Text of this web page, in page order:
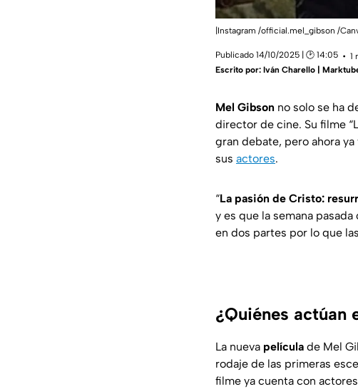
|Instagram /official.mel_gibson /
Publicado 14/10/2025 | 🕑 14:05
1
Escrito por: Iván Charello |
Mel Gibson no solo se ha
director de cine. Su filme
gran debate, pero ahora
sus actores.
“La pasión de Cristo:
y es que la semana
en dos partes por lo que
¿Quiénes actúan
La nueva película de Mel
rodaje de las primeras
filme ya cuenta con